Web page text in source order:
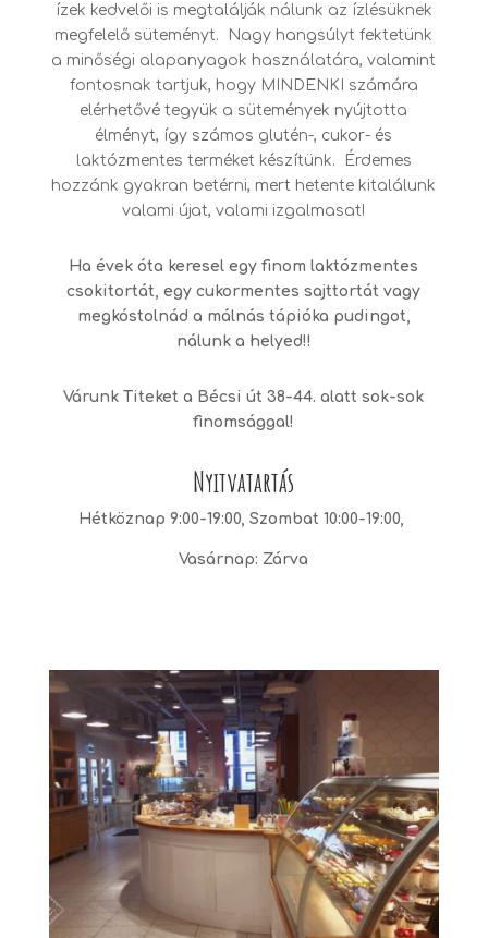
ízek kedvelői is megtalálják nálunk az ízlésüknek
megfelelő süteményt. Nagy hangsúlyt fektetünk
a minőségi alapanyagok használatára, valamint
fontosnak tartjuk, hogy MINDENKI számára
elérhetővé tegyük a sütemények nyújtotta
élményt, így számos glutén-, cukor- és
laktózmentes terméket készítünk. Érdemes
hozzánk gyakran betérni, mert hetente kitalálunk
valami újat, valami izgalmasat!
Ha évek óta keresel egy finom laktózmentes
csokitortát, egy cukormentes sajttortát vagy
megkóstolnád a málnás tápióka pudingot,
nálunk a helyed!!
Várunk Titeket a Bécsi út 38-44. alatt sok-sok
finomsággal!
Nyitvatartás
Hétköznap 9:00-19:00, Szombat 10:00-19:00,
Vasárnap: Zárva